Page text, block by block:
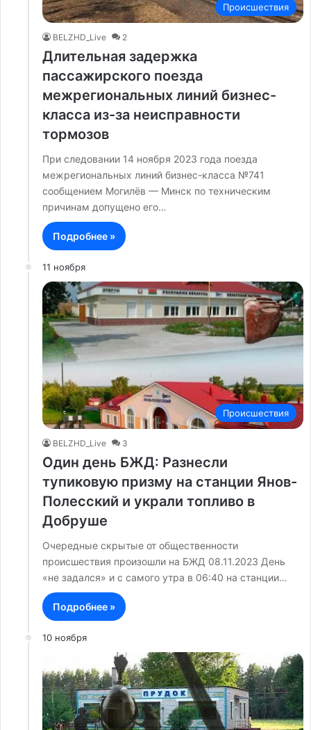
Происшествия
BELZHD_Live 2
Длительная задержка
пассажирского поезда
межрегиональных линий бизнес-
класса из-за неисправности
тормозов
При следовании 14 ноября 2023 года поезда
межрегиональных линий бизнес-класса №741
сообщением Могилёв — Минск по техническим
причинам допущено его…
Подробнее »
11 ноября
Происшествия
BELZHD_Live 3
Один день БЖД: Разнесли
тупиковую призму на станции Янов-
Полесский и украли топливо в
Добруше
Очередные скрытые от общественности
происшествия произошли на БЖД 08.11.2023 День
«не задался» и с самого утра в 06:40 на станции…
Подробнее »
10 ноября